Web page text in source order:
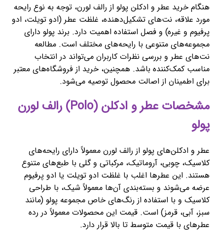
هنگام خرید عطر و ادکلن پولو از رالف لورن، توجه به نوع رایحه
مورد علاقه، نت‌های تشکیل‌دهنده، غلظت عطر (ادو تویلت، ادو
پرفیوم و غیره) و فصل استفاده اهمیت دارد. برند پولو دارای
مجموعه‌های متنوعی با رایحه‌های مختلف است. مطالعه
نت‌های عطر و بررسی نظرات کاربران می‌تواند در انتخاب
مناسب کمک‌کننده باشد. همچنین، خرید از فروشگاه‌های معتبر
برای اطمینان از اصالت محصول توصیه می‌شود.
مشخصات عطر و ادکلن (Polo) رالف لورن
پولو
عطر و ادکلن‌های پولو از رالف لورن معمولاً دارای رایحه‌های
کلاسیک، چوبی، آروماتیک، مرکباتی و گلی با طبع‌های متنوع
هستند. این عطرها اغلب با غلظت ادو تویلت یا ادو پرفیوم
عرضه می‌شوند و بسته‌بندی آن‌ها معمولاً شیک، با طراحی
کلاسیک و با استفاده از رنگ‌های خاص مجموعه پولو (مانند
سبز، آبی، قرمز) است. قیمت این محصولات معمولاً در رده
عطرهای با قیمت متوسط تا بالا قرار دارد.